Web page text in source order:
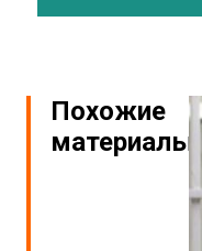
Похожие
материалы